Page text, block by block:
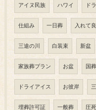
アイヌ民族 ハワイ ド
仕組み 一日葬 入れて
三途の川 白装束 新盆
家族葬プラン お盆 国葬
ドライアイス お彼岸
埋葬許可証 一般葬 圧死